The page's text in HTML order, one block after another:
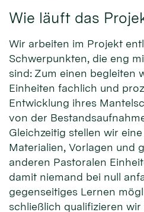
Wie läuft das
Wir arbeiten im Projekt
Schwerpunkten, die eng
sind: Zum einen begleiten
Einheiten fachlich und
Entwicklung ihres
von der
Gleichzeitig stellen wir
Materialien, Vorlagen und
anderen Pastoralen
damit niemand bei null
gegenseitiges Lernen
schließlich qualifizieren wir